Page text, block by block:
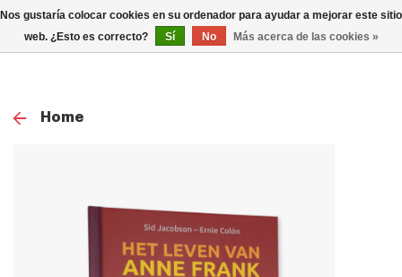
0
Home
Nos gustaría colocar cookies en su ordenador para ayudar a mejorar este sitio
web. ¿Esto es correcto?
Sí No Más acerca de las cookies »